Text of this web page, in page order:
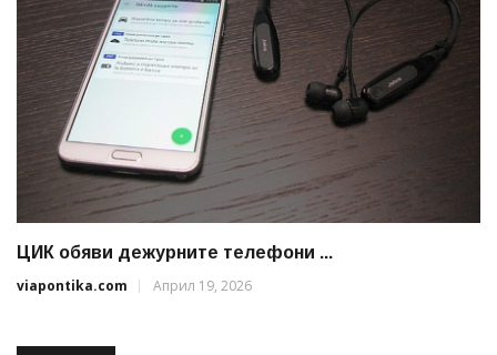
ЦИК обяви дежурните телефони ...
viapontika.com
Април 19, 2026